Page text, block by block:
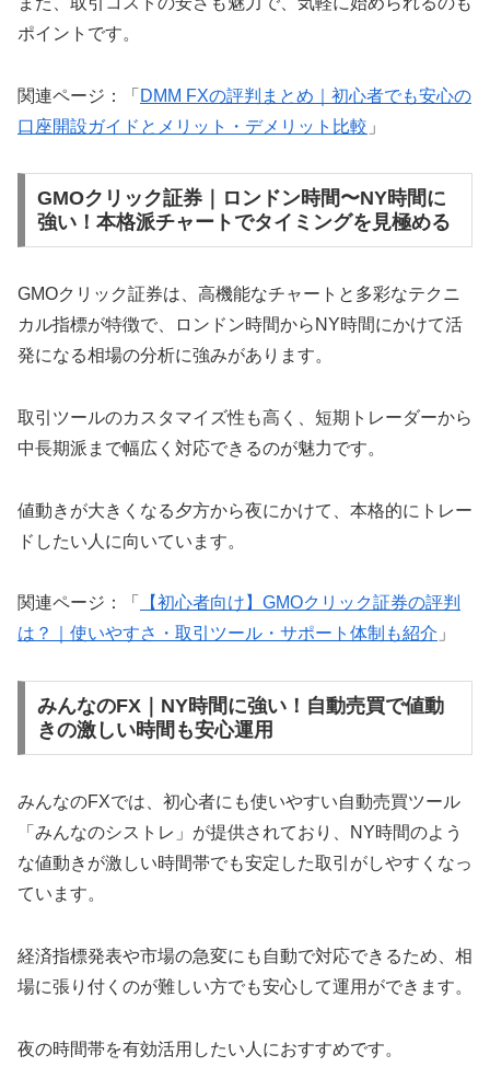
ポイントです。
関連ページ：「 DMM FXの評判まとめ｜初心者でも安心の
口座開設ガイドとメリット・デメリット比較 」
GMOクリック証券｜ロンドン時間〜NY時間に
強い！本格派チャートでタイミングを見極める
GMOクリック証券は、高機能なチャートと多彩なテクニ
カル指標が特徴で、ロンドン時間からNY時間にかけて活
発になる相場の分析に強みがあります。
取引ツールのカスタマイズ性も高く、短期トレーダーから
中長期派まで幅広く対応できるのが魅力です。
値動きが大きくなる夕方から夜にかけて、本格的にトレー
ドしたい人に向いています。
関連ページ：「
【初心者向け】GMOクリック証券の評判
は？｜使いやすさ・取引ツール・サポート体制も紹介 」
みんなのFX｜NY時間に強い！自動売買で値動
きの激しい時間も安心運用
みんなのFXでは、初心者にも使いやすい自動売買ツール
「みんなのシストレ」が提供されており、NY時間のよう
な値動きが激しい時間帯でも安定した取引がしやすくなっ
ています。
経済指標発表や市場の急変にも自動で対応できるため、相
場に張り付くのが難しい方でも安心して運用ができます。
夜の時間帯を有効活用したい人におすすめです。